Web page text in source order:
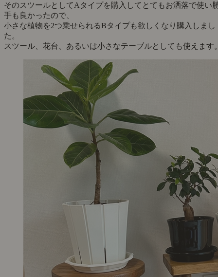
そのスツールとしてAタイプを購入してとてもお洒落で使い
手も良かったので、
小さな植物を2つ乗せられるBタイプも欲しくなり購入しまし
た。
スツール、花台、あるいは小さなテーブルとしても使えます